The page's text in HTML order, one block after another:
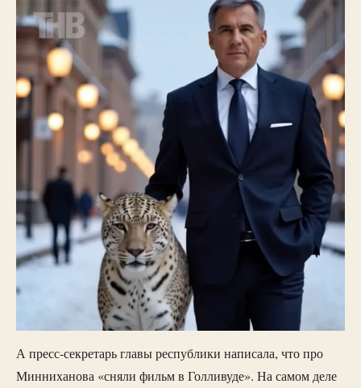
А пресс-секретарь главы республики написала, что про
Минниханова «сняли фильм в Голливуде». На самом деле